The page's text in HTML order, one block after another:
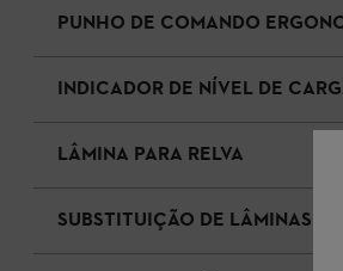
PUNHO DE COMANDO
INDICADOR DE NÍVEL DE
LÂMINA PARA RELVA
SUBSTITUIÇÃO DE LÂMINAS